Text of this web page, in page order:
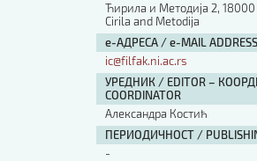
Ћирила и Методија 2,
Cirila and Metodija
е-АДРЕСА / e-MAIL ADDRESS
ic@filfak.ni.ac.rs
УРЕДНИК / EDITOR –
COORDINATOR
Александра Костић
ПЕРИОДИЧНОСТ /
-